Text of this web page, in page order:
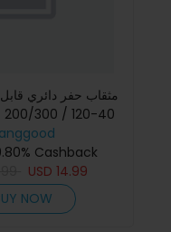
مثقاب حفر دائري
والجبس مع شفرة
Cashback
USD14.99
NOW